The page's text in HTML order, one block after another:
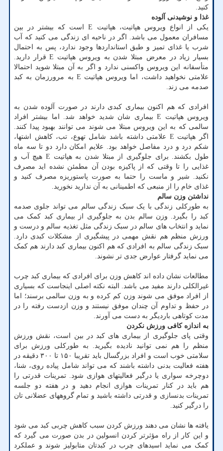
کنید.
غذا و نوشیدنی آلوده
یکی از انواع ویروس هپاتیت، هپاتیت E است که بیشتر در بین
مسافران معمول می باشد. اگر در ناحیه ای زندگی می کنید که آب
شرب یا غذای تمیز و طبق استانداردها وجود ندارد، پس به احتمال
بسیار زیاد در معرض مبتلا شدن به ویروس هپاتیت E قرار دارید.
متأسفانه این ویروس واکسنی ندارد و اگر به آن مبتلا شوید احتمالا
علامتی نخواهید داشت، اما ویروس هپاتیت E به مرورزمان به کبد
صدمه می زند.
افرادی که هم اکنون بیماری کبدی دارند در صورت آلوده شدن به
ویروس هپاتیت E بیماری شان شدید خواهد شد. اما بیشتر افراد
سالمی که به این ویروس مبتلا می شوند می توانند بهبود پیدا کنند.
اگر هپاتیت E علامتی داشته باشد شامل تهوع، تب، کاهش اشتها،
شکم درد و درد مفاصل خواهد بود. علایم امکان دارد دو تا سه ماه
طول بکشند. برای جلوگیری از مبتلا شدن به هپاتیت E هیچ آب و
غذایی را تا وقتی که از پاکیزه بودن آن مطمئن نشده اید مصرف
نکنید. شیر و ماست را حتما به صورت پاستوریزه مصرف کنید و
غذای خام را از منبعی که اطمینانی به آن ندارید نخورید.
نداشتن وزن سالم
به طورکلی زندگی با یک سبک زندگی سالم می تواند جلوی صدمه
کبد را بگیرد. وزن سالم بدن به جلوگیری از بیماری کبد کمک می
نماید و انتخاب های سالم در سبک زندگی مثل تغذیه سالم و درست و
ورزش منظم هم نقش مهمی در پیشگیری از مشکلات کبدی دارد.
سبک زندگی سالم به افرادی که هم اکنون بیماری کبد دارند هم کمک
می نماید گرفتار عوارض جدی تر نشوند.
مطالعات نشان داده اند کاهش وزن برای افرادی که بیماری کبد چرب
غیرالکلی دارند مفید می باشد. البته نکته اصلی اینجاست که بسیاری
از افراد موفق می شوند وزن کم کرده و به وزن سالمی برسند؛ اما
در حفظ و تداوم آن چندان موفق نیستند و وزن ازدست رفته را در
مدت کوتاهی باردیگر به دست می آورند.
به اندازه کافی ورزش نکردن
وقتی پای جلوگیری از بیماری های کبد در بین است، نقش ورزش
منظم را هم نمی توانید نادیده بگیرید. به طورکلی ورزش برای
سلامتی خوب است و افراد بزرگسال باید تقریبا ۱۵۰ تا ۳۰۰ دقیقه در
هفته فعالیت بدنی داشته باشند که می تواند شامل پیاده روی، شنا،
دوچرخه سواری یا درگیر فعالیتهای هوازی شود. تمرینات قدرتی را
هم باید در کنار تمرینات هوازی انجام دهید و در هفته دو جلسه
تمرینات بدنسازی و قدرتی داشته باشید و تمام گروههای عضلانی تان
را درگیر کنید.
یافته ها نشان می دهند ورزش کردن سبب کاهش چربی کبد می شود
و این کار از راه مؤثرتر کردن انسولین در بدن صورت می گیرد که
کمک می نماید اسیدهای چرب در کبدتان متابولیز شوند و عملکرد